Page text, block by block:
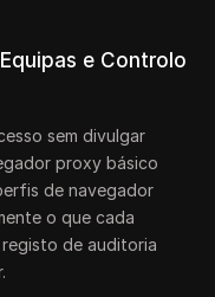
e Controlo
sem divulgar
proxy básico
de navegador
o que cada
de auditoria